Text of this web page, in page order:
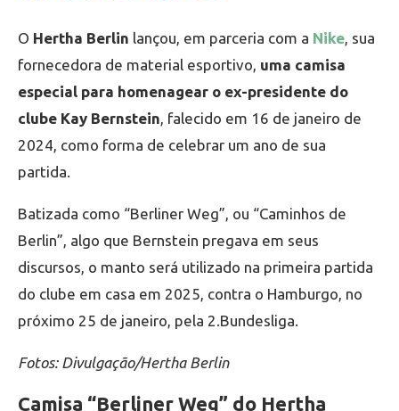
O Hertha Berlin lançou, em parceria com a Nike, sua
fornecedora de material esportivo, uma camisa
especial para homenagear o ex-presidente do
clube Kay Bernstein, falecido em 16 de janeiro de
2024, como forma de celebrar um ano de sua
partida.
Batizada como “Berliner Weg”, ou “Caminhos de
Berlin”, algo que Bernstein pregava em seus
discursos, o manto será utilizado na primeira partida
do clube em casa em 2025, contra o Hamburgo, no
próximo 25 de janeiro, pela 2.Bundesliga.
Fotos: Divulgação/Hertha Berlin
Camisa “Berliner Weg” do Hertha